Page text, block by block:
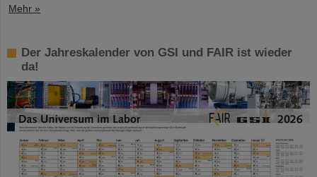
Mehr »
Der Jahreskalender von GSI und FAIR ist wieder
da!